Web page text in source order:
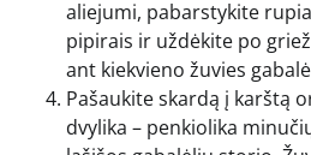
aliejumi, pabarstykite
pipirais ir uždėkite po
ant kiekvieno žuvies
Pašaukite skardą į karštą
dvylika – penkiolika